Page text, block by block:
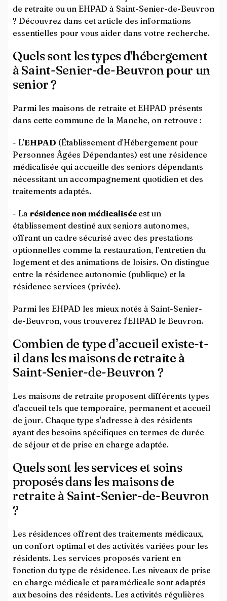
de retraite ou un EHPAD à Saint-Senier-de-Beuvron
? Découvrez dans cet article des informations
essentielles pour vous aider dans votre recherche.
Quels sont les types d'hébergement
à Saint-Senier-de-Beuvron pour un
senior ?
Parmi les maisons de retraite et EHPAD présents
dans cette commune de la Manche, on retrouve :
- L'EHPAD (Établissement d'Hébergement pour
Personnes Âgées Dépendantes) est une résidence
médicalisée qui accueille des seniors dépendants
nécessitant un accompagnement quotidien et des
traitements adaptés.
- La résidence non médicalisée est un
établissement destiné aux seniors autonomes,
offrant un cadre sécurisé avec des prestations
optionnelles comme la restauration, l’entretien du
logement et des animations de loisirs. On distingue
entre la résidence autonomie (publique) et la
résidence services (privée).
Parmi les EHPAD les mieux notés à Saint-Senier-
de-Beuvron, vous trouverez l'EHPAD le Beuvron.
Combien de type d’accueil existe-t-
il dans les maisons de retraite à
Saint-Senier-de-Beuvron ?
Les maisons de retraite proposent différents types
d'accueil tels que temporaire, permanent et accueil
de jour. Chaque type s'adresse à des résidents
ayant des besoins spécifiques en termes de durée
de séjour et de prise en charge adaptée.
Quels sont les services et soins
proposés dans les maisons de
retraite à Saint-Senier-de-Beuvron
?
Les résidences offrent des traitements médicaux,
un confort optimal et des activités variées pour les
résidents. Les services proposés varient en
fonction du type de résidence. Les niveaux de prise
en charge médicale et paramédicale sont adaptés
aux besoins des résidents. Les activités régulières